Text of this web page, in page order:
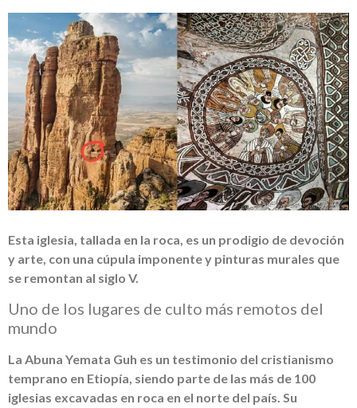
Esta iglesia, tallada en la roca, es un prodigio de devoción
y arte, con una cúpula imponente y pinturas murales que
se remontan al siglo V.
Uno de los lugares de culto más remotos del
mundo
La Abuna Yemata Guh es un testimonio del cristianismo
temprano en Etiopía, siendo parte de las más de 100
iglesias excavadas en roca en el norte del país. Su